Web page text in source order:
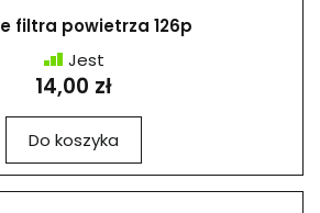
filtra powietrza 126p
Jest
14,00 zł
Do koszyka